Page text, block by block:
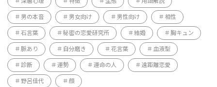
男の本音 男女向け 男性向け 相性
石言葉 秘密の恋愛研究所 結婚 胸キュン
脈あり 自分磨き 花言葉 血液型
診断 運勢 運命の人 遠距離恋愛
野呂佳代 顔